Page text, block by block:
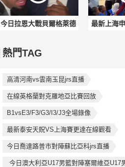
今日拉恩大戰貝爾格萊德
最新上海
熱門TAG
高清河南vs雲南玉昆jrs直播
在線英格蘭對克羅地亞比賽回放
B1vsE3/F3/G3/I3/J3全場錄像
最新泰安天貺VS上海賽更達在線觀看
今日喬達路普市對陣蘇比亞科jrs直播
今日澳大利亞U17男籃對陣塞爾維亞U17